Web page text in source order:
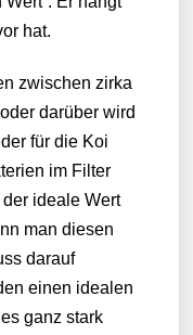
hat.
zwischen zirka
darüber wird
für die Koi
im Filter
ideale Wert
man diesen
darauf
einen idealen
ganz stark